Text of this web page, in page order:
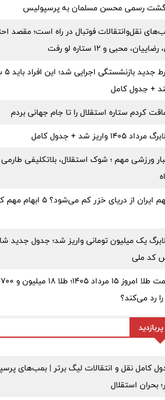
رسمی محسن مسلمان به پرسپولیس
نقل‌وانتقالات فوتبال در راه است؛ مقصد
محبی و ۱۲ ستاره لو رفت
+ جدول کامل
کردم ستاره استقلال را تا جام جهانی بردم
۱۴۰۵ واریز شد + جدول کامل
ورزشی مهم ؛ شوک استقلال، بلاتکلیفی طارمی
سهم ایران از دریای خزر کم
یک میلیون تومانی واریز شد؛ جدول جدید
کد ملی
رد می‌کند؟
کامل نقل و انتقالات لیگ برتر | بمب‌های
بحران استقلال